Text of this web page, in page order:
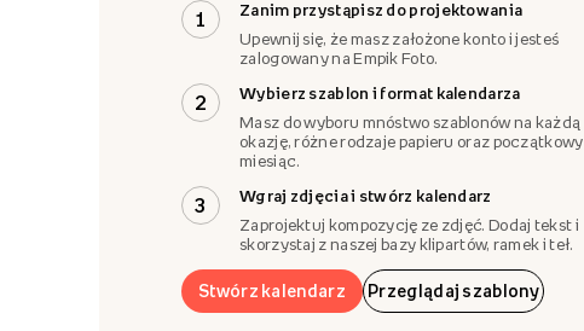
1
Zanim przystąpisz do projektowania
Upewnij się, że masz założone konto i jesteś
zalogowany na Empik Foto.
2
Wybierz szablon i format kalendarza
Masz do wyboru mnóstwo szablonów na każdą
okazję, różne rodzaje papieru oraz początkowy
miesiąc.
3
Wgraj zdjęcia i stwórz kalendarz
Zaprojektuj kompozycję ze zdjęć. Dodaj tekst i
skorzystaj z naszej bazy klipartów, ramek i teł.
Stwórz kalendarz Przeglądaj szablony